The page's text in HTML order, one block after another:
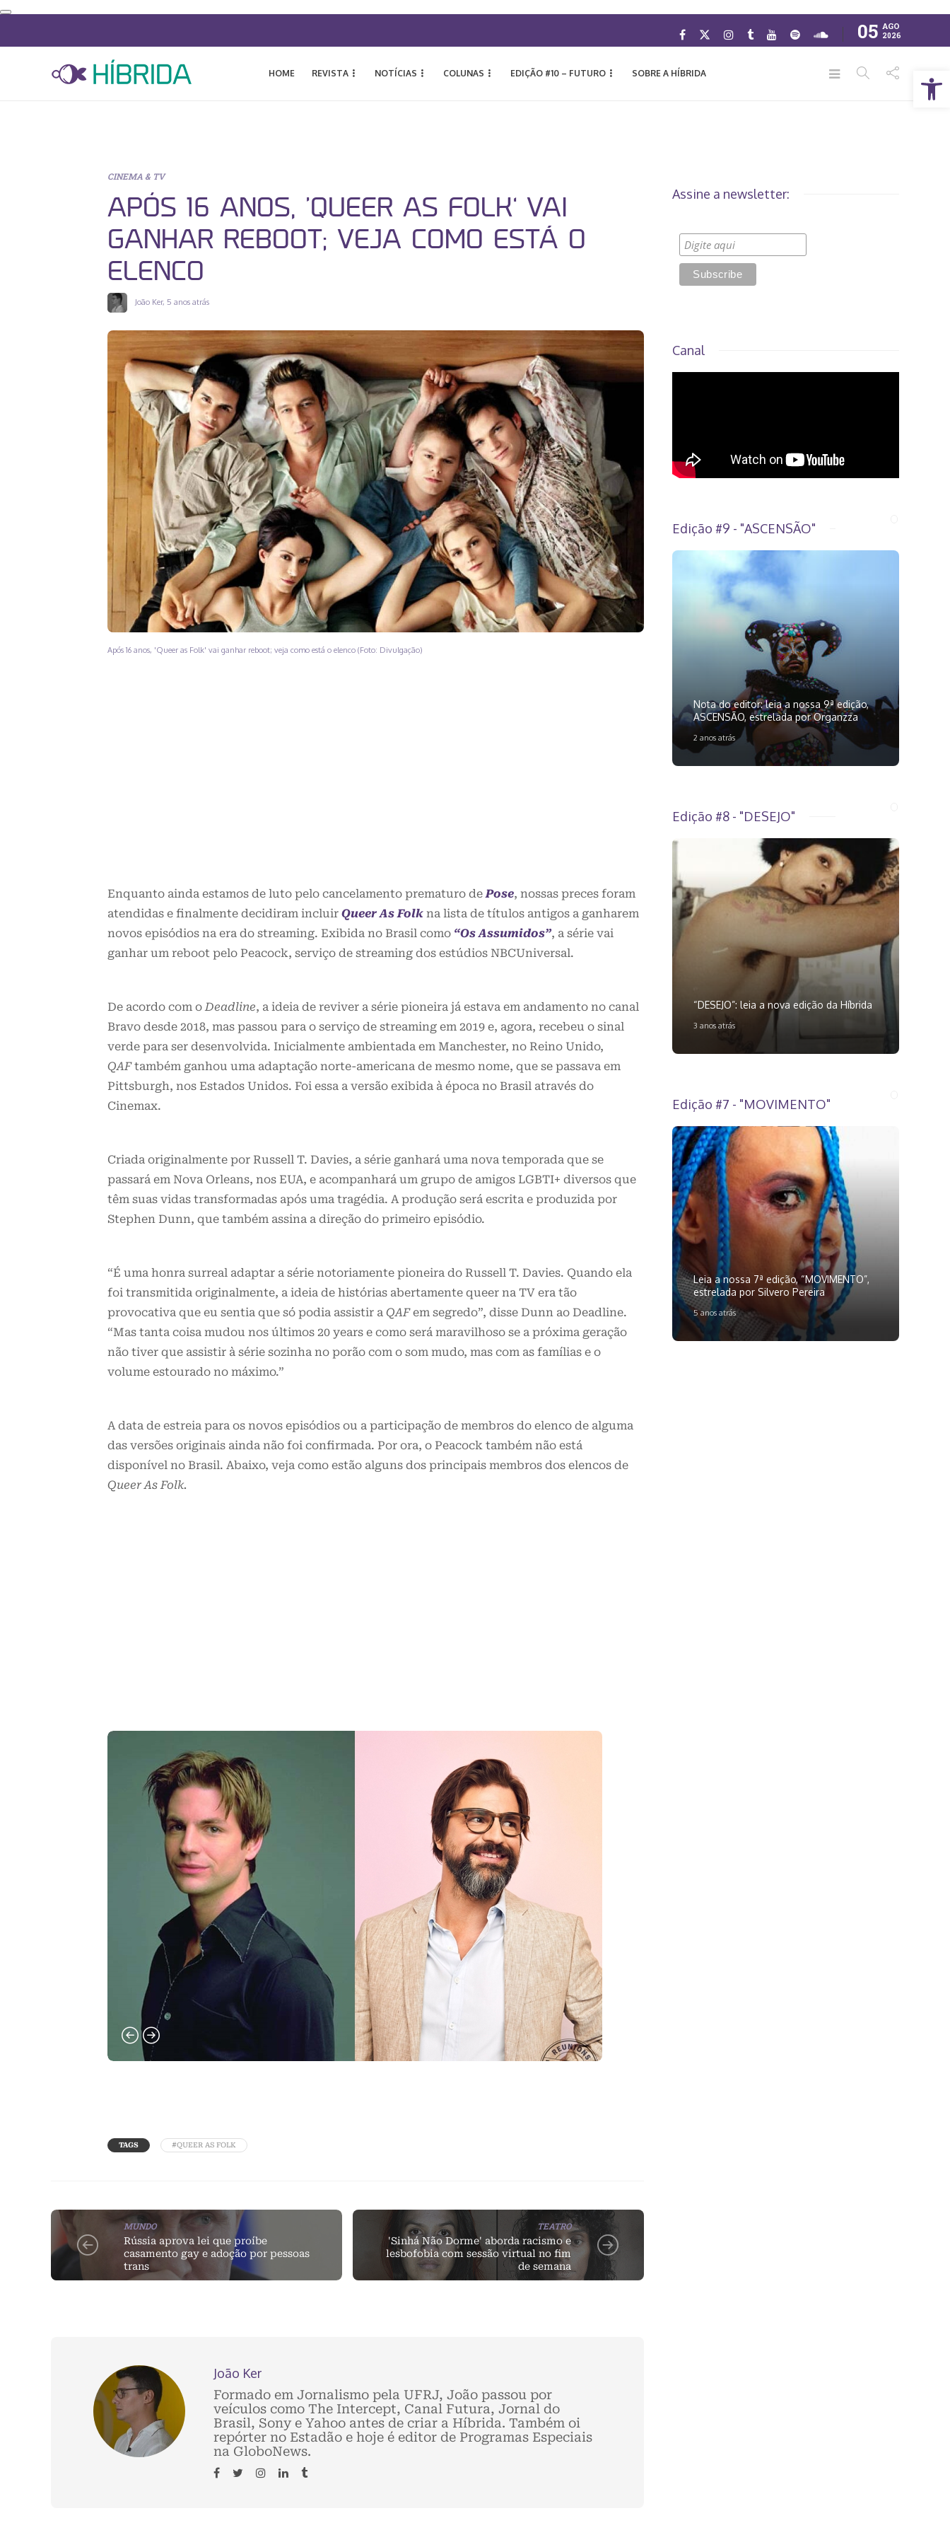
Abrir a barra de ferramentas
05 AGO
2026
HOME REVISTA NOTÍCIAS COLUNAS EDIÇÃO #10 – FUTURO SOBRE A HÍBRIDA
CINEMA & TV
APÓS 16 ANOS, ‘QUEER AS FOLK’ VAI
GANHAR REBOOT; VEJA COMO ESTÁ O
ELENCO
João Ker, 5 anos atrás
Após 16 anos, 'Queer as Folk' vai ganhar reboot; veja como está o elenco (Foto: Divulgação)
Enquanto ainda estamos de luto pelo cancelamento prematuro dePose, nossas preces foram
atendidas e finalmente decidiram incluir Queer As Folk na lista de títulos antigos a ganharem
novos episódios na era do streaming. Exibida no Brasil como “Os Assumidos”, a série vai
ganhar um reboot pelo Peacock, serviço de streaming dos estúdios NBCUniversal.
De acordo com oDeadline, a ideia de reviver a série pioneira já estava em andamento no canal
Bravo desde 2018, mas passou para o serviço de streaming em 2019 e, agora, recebeu o sinal
verde para ser desenvolvida. Inicialmente ambientada em Manchester, no Reino Unido,
QAFtambém ganhou uma adaptação norte-americana de mesmo nome, que se passava em
Pittsburgh, nos Estados Unidos. Foi essa a versão exibida à época no Brasil através do
Cinemax.
Criada originalmente por Russell T. Davies, a série ganhará uma nova temporada que se
passará em Nova Orleans, nos EUA, e acompanhará um grupo de amigos LGBTI+ diversos que
têm suas vidas transformadas após uma tragédia. A produção será escrita e produzida por
Stephen Dunn, que também assina a direção do primeiro episódio.
“É uma honra surreal adaptar a série notoriamente pioneira do Russell T. Davies. Quando ela
foi transmitida originalmente, a ideia de histórias abertamente queer na TV era tão
provocativa que eu sentia que só podia assistir a QAFem segredo”, disse Dunn ao Deadline.
“Mas tanta coisa mudou nos últimos 20 years e como será maravilhoso se a próxima geração
não tiver que assistir à série sozinha no porão com o som mudo, mas com as famílias e o
volume estourado no máximo.”
A data de estreia para os novos episódios ou a participação de membros do elenco de alguma
das versões originais ainda não foi confirmada. Por ora, o Peacock também não está
disponível no Brasil. Abaixo, veja como estão alguns dos principais membros dos elencos de
Queer As Folk.
TAGS #QUEER AS FOLK
MUNDO
Rússia aprova lei que proíbe
casamento gay e adoção por pessoas
trans
TEATRO
'Sinhá Não Dorme' aborda racismo e
lesbofobia com sessão virtual no fim
de semana
João Ker
Formado em Jornalismo pela UFRJ, João passou por
veículos como The Intercept, Canal Futura, Jornal do
Brasil, Sony e Yahoo antes de criar a Híbrida. Também oi
repórter no Estadão e hoje é editor de Programas Especiais
na GloboNews.
Assine a newsletter:
Canal
Edição #9 - "ASCENSÃO"
Nota do editor: leia a nossa 9ª edição,
ASCENSÃO, estrelada por Organzza
2 anos atrás
Edição #8 - "DESEJO"
“DESEJO”: leia a nova edição da Híbrida
3 anos atrás
Edição #7 - "MOVIMENTO"
Leia a nossa 7ª edição, “MOVIMENTO”,
estrelada por Silvero Pereira
5 anos atrás